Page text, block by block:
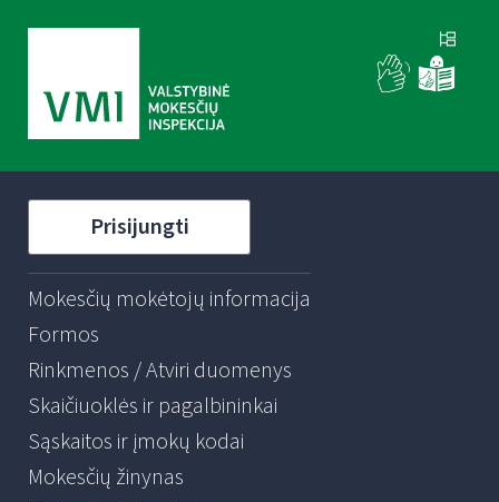
Prisijungti
Mokesčių mokėtojų informacija
Formos
Rinkmenos / Atviri duomenys
Skaičiuoklės ir pagalbininkai
Sąskaitos ir įmokų kodai
Mokesčių žinynas